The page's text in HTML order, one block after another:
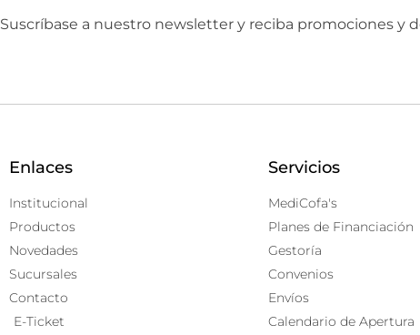
Suscríbase a nuestro newsletter y reciba promociones y
Enlaces
Institucional
Productos
Novedades
Sucursales
Contacto
E-Ticket
Servicios
MediCofa's
Planes de Financiación
Gestoría
Convenios
Envíos
Calendario de Apertura